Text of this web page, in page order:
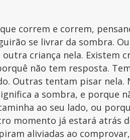
correm e correm,
se livrar da sombra.
criança nela. Existem
não tem resposta.
Outras tentam pisar
a sombra, e porque
ao seu lado, ou
momento já estará atrás
aliviadas ao